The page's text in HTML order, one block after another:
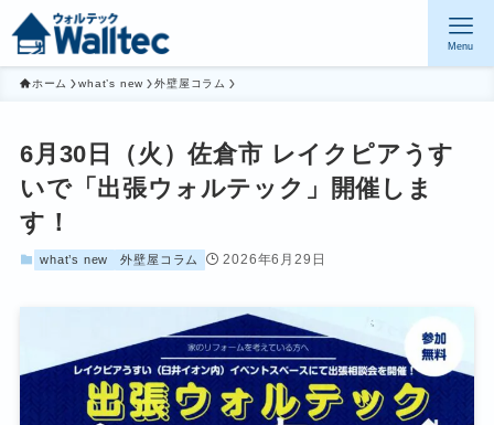
Menu
ホーム what’s new 外壁屋コラム
6月30日（火）佐倉市 レイクピアうす
いで「出張ウォルテック」開催しま
す！
what’s new 外壁屋コラム 2026年6月29日